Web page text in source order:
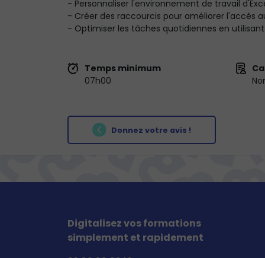
- Personnaliser l'environnement de travail
- Créer des raccourcis pour améliorer l'accès
- Optimiser les tâches quotidiennes en
Temps minimum
07h00
Donnez votre avis !
Digitalisez vos formations
simplement et rapidement